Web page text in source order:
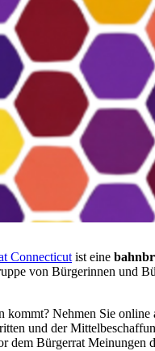
Connecticut ist eine
von Bürgerinnen und
Nehmen Sie online
und der
Bürgerrat Meinungen